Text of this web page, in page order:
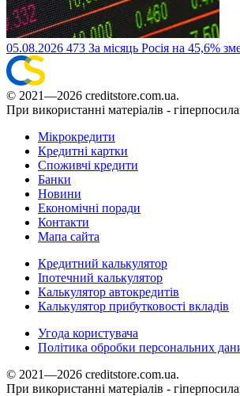
05.08.2026 473 За місяць Росія на 45,6%
© 2021—2026 creditstore.com.ua.
При використанні матеріалів -
Мікрокредити
Кредитні картки
Споживчі кредити
Банки
Новини
Економічні поради
Контакти
Мапа сайта
Кредитний калькулятор
Іпотечний калькулятор
Калькулятор автокредитів
Калькулятор прибутковості вкладів
Угода користувача
Політика обробки персональних
© 2021—2026 creditstore.com.ua.
При використанні матеріалів -